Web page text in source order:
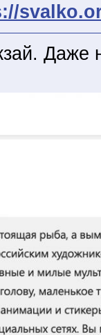
Даже